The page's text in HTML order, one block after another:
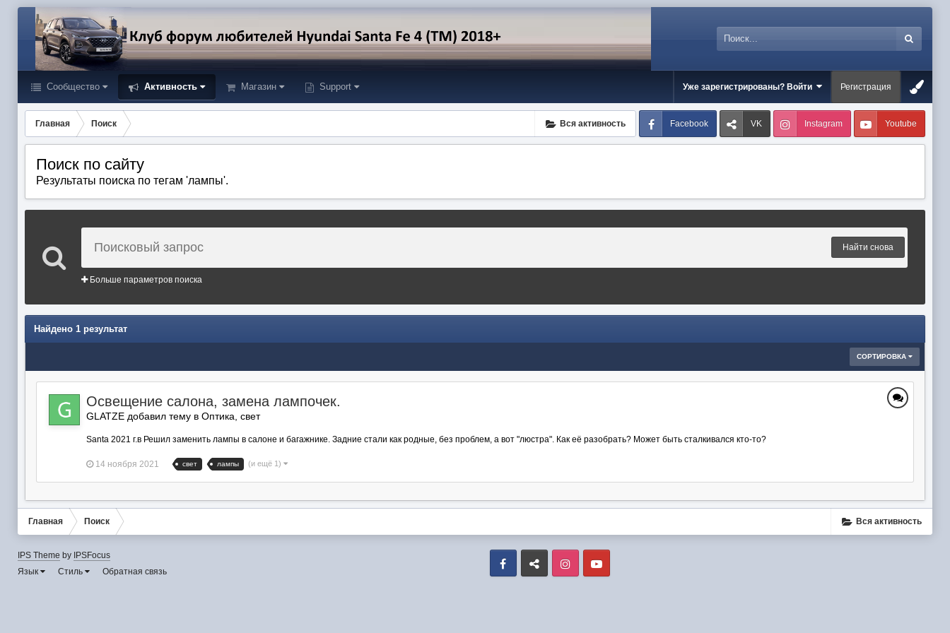
Сообщество Активность Магазин Support Уже зарегистрированы? Войти Регистрация
Вся активность
Главная Поиск Facebook VK Instagram Youtube
Поиск по сайту
Результаты поиска по тегам 'лампы'.
Найти снова
Больше параметров поиска
Найдено 1 результат
СОРТИРОВКА
Освещение салона, замена лампочек.
GLATZE добавил тему в Оптика, свет
Santa 2021 г.в Решил заменить лампы в салоне и багажнике. Задние стали как родные, без проблем, а вот "люстра". Как её разобрать? Может быть сталкивался кто-то?
14 ноября 2021 свет лампы (и ещё 1)
Вся активность
Главная Поиск
IPS Theme by IPSFocus
Язык
Стиль Обратная связь
Facebook VK Instagram